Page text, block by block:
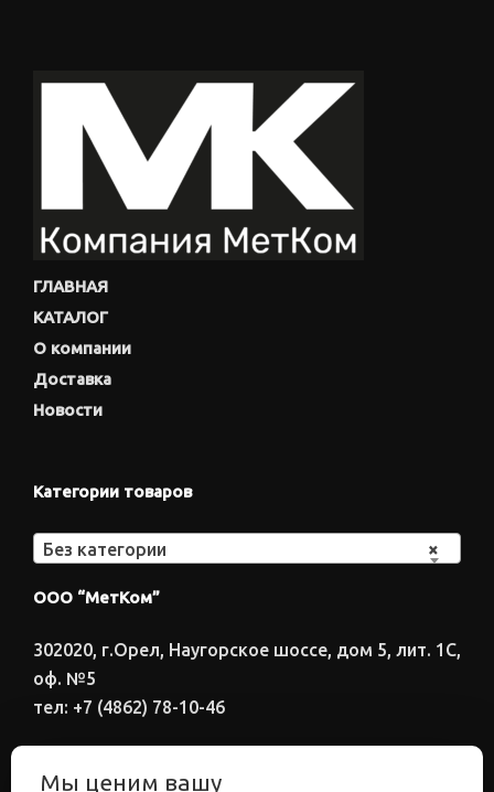
ГЛАВНАЯ
КАТАЛОГ
О компании
Доставка
Новости
Категории товаров
×
Без категории
ООО “МетКом”
302020, г.Орел, Наугорское шоссе, дом 5, лит. 1С,
оф. №5
тел: +7 (4862) 78-10-46
Мы ценим вашу